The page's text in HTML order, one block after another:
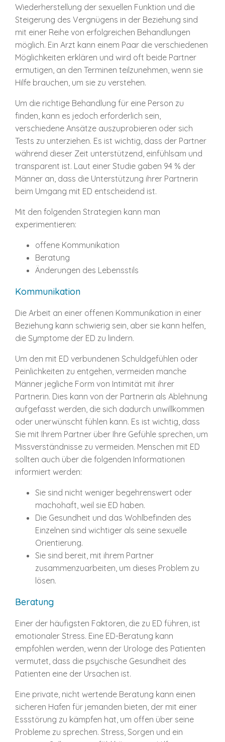
Wiederherstellung der sexuellen Funktion und die
Steigerung des Vergnügens in der Beziehung sind
mit einer Reihe von erfolgreichen Behandlungen
möglich. Ein Arzt kann einem Paar die verschiedenen
Möglichkeiten erklären und wird oft beide Partner
ermutigen, an den Terminen teilzunehmen, wenn sie
Hilfe brauchen, um sie zu verstehen.
Um die richtige Behandlung für eine Person zu
finden, kann es jedoch erforderlich sein,
verschiedene Ansätze auszuprobieren oder sich
Tests zu unterziehen. Es ist wichtig, dass der Partner
während dieser Zeit unterstützend, einfühlsam und
transparent ist. Laut einer Studie gaben 94 % der
Männer an, dass die Unterstützung ihrer Partnerin
beim Umgang mit ED entscheidend ist.
Mit den folgenden Strategien kann man
experimentieren:
offene Kommunikation
Beratung
Änderungen des Lebensstils
Kommunikation
Die Arbeit an einer offenen Kommunikation in einer
Beziehung kann schwierig sein, aber sie kann helfen,
die Symptome der ED zu lindern.
Um den mit ED verbundenen Schuldgefühlen oder
Peinlichkeiten zu entgehen, vermeiden manche
Männer jegliche Form von Intimität mit ihrer
Partnerin. Dies kann von der Partnerin als Ablehnung
aufgefasst werden, die sich dadurch unwillkommen
oder unerwünscht fühlen kann. Es ist wichtig, dass
Sie mit Ihrem Partner über Ihre Gefühle sprechen, um
Missverständnisse zu vermeiden. Menschen mit ED
sollten auch über die folgenden Informationen
informiert werden:
Sie sind nicht weniger begehrenswert oder
machohaft, weil sie ED haben.
Die Gesundheit und das Wohlbefinden des
Einzelnen sind wichtiger als seine sexuelle
Orientierung.
Sie sind bereit, mit ihrem Partner
zusammenzuarbeiten, um dieses Problem zu
lösen.
Beratung
Einer der häufigsten Faktoren, die zu ED führen, ist
emotionaler Stress. Eine ED-Beratung kann
empfohlen werden, wenn der Urologe des Patienten
vermutet, dass die psychische Gesundheit des
Patienten eine der Ursachen ist.
Eine private, nicht wertende Beratung kann einen
sicheren Hafen für jemanden bieten, der mit einer
Essstörung zu kämpfen hat, um offen über seine
Probleme zu sprechen. Stress, Sorgen und ein